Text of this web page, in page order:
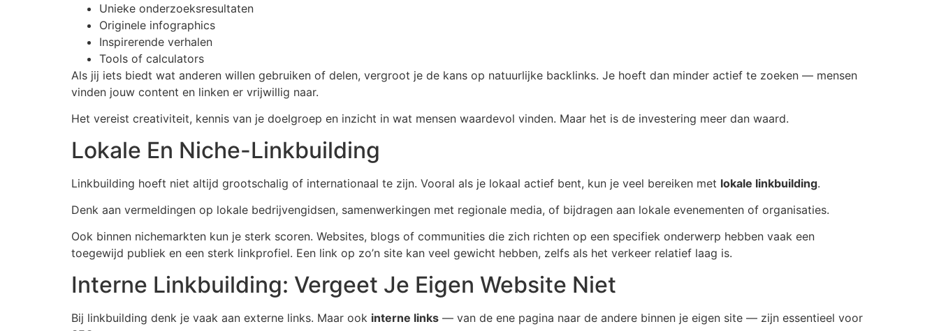
Unieke onderzoeksresultaten
Originele infographics
Inspirerende verhalen
Tools of calculators
Als jij iets biedt wat anderen willen gebruiken of delen, vergroot je de kans op natuurlijke backlinks. Je hoeft dan minder actief te zoeken — mensen
vinden jouw content en linken er vrijwillig naar.
Het vereist creativiteit, kennis van je doelgroep en inzicht in wat mensen waardevol vinden. Maar het is de investering meer dan waard.
Lokale En Niche-Linkbuilding
Linkbuilding hoeft niet altijd grootschalig of internationaal te zijn. Vooral als je lokaal actief bent, kun je veel bereiken met lokale linkbuilding.
Denk aan vermeldingen op lokale bedrijvengidsen, samenwerkingen met regionale media, of bijdragen aan lokale evenementen of organisaties.
Ook binnen nichemarkten kun je sterk scoren. Websites, blogs of communities die zich richten op een specifiek onderwerp hebben vaak een
toegewijd publiek en een sterk linkprofiel. Een link op zo’n site kan veel gewicht hebben, zelfs als het verkeer relatief laag is.
Interne Linkbuilding: Vergeet Je Eigen Website Niet
Bij linkbuilding denk je vaak aan externe links. Maar ook interne links — van de ene pagina naar de andere binnen je eigen site — zijn essentieel voor